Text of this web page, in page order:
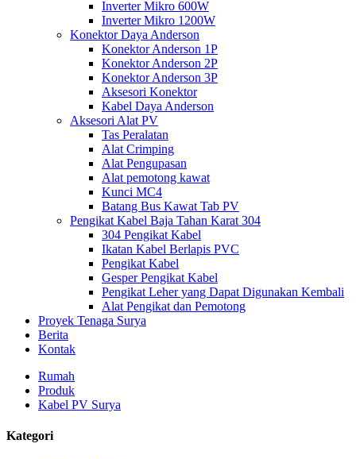
Inverter Mikro 600W
Inverter Mikro 1200W
Konektor Daya Anderson
Konektor Anderson 1P
Konektor Anderson 2P
Konektor Anderson 3P
Aksesori Konektor
Kabel Daya Anderson
Aksesori Alat PV
Tas Peralatan
Alat Crimping
Alat Pengupasan
Alat pemotong kawat
Kunci MC4
Batang Bus Kawat Tab PV
Pengikat Kabel Baja Tahan Karat 304
304 Pengikat Kabel
Ikatan Kabel Berlapis PVC
Pengikat Kabel
Gesper Pengikat Kabel
Pengikat Leher yang Dapat Digunakan Kembali
Alat Pengikat dan Pemotong
Proyek Tenaga Surya
Berita
Kontak
Rumah
Produk
Kabel PV Surya
Kategori